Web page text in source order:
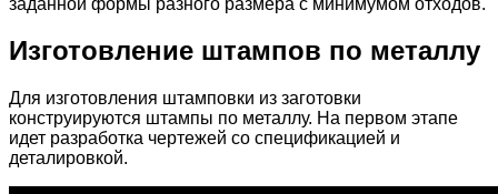
Изготовление штампов по металлу
Для изготовления штамповки из заготовки
конструируются штампы по металлу. На первом этапе
идет разработка чертежей со спецификацией и
деталировкой.